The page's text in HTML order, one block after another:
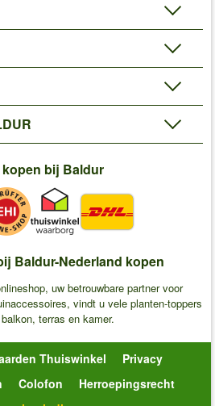
kopen bij Baldur
Baldur-Nederland kopen
uw betrouwbare partner voor
vindt u vele planten-toppers
terras en kamer.
Thuiswinkel
Privacy
Colofon
Herroepingsrecht